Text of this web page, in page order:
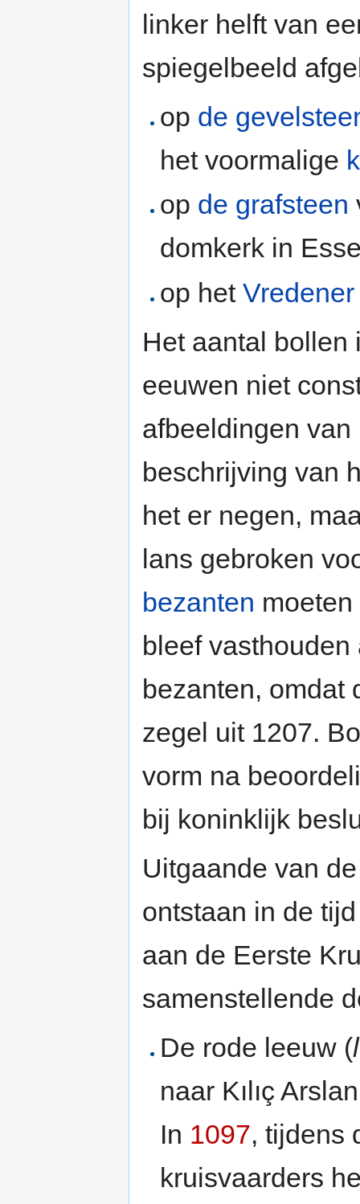
linker helft van
spiegelbeeld
op de
het voormalige
op de grafsteen
domkerk in
op het
Het aantal bollen
eeuwen niet
afbeeldingen
beschrijving van
het er negen,
lans gebroken
bezanten
bleef
bezanten, omdat
zegel uit 1207.
vorm na
bij koninklijk
Uitgaande van
ontstaan in de
aan de Eerste
samenstellende
De rode leeuw (
naar Kılıç
In 1097, tijdens
kruisvaarders